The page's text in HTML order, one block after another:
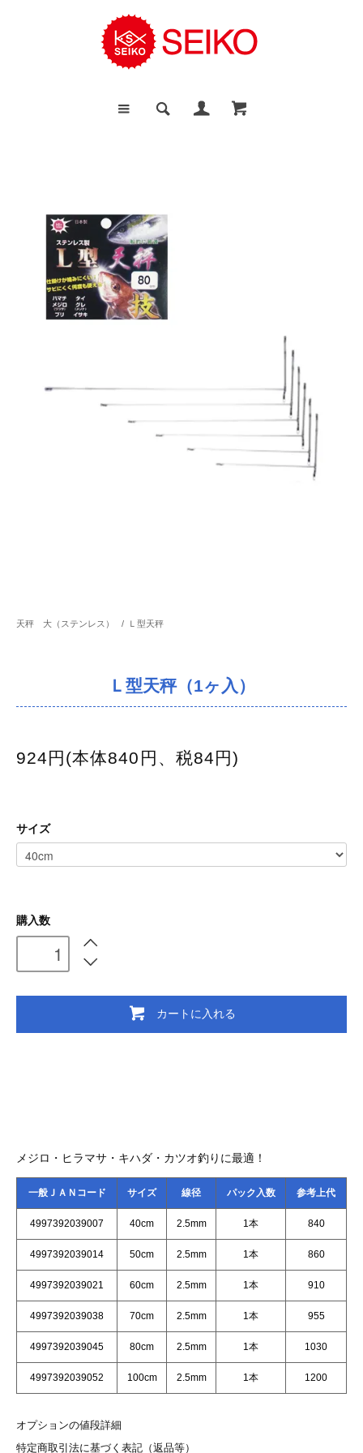
天秤 大（ステンレス） / Ｌ型天秤
Ｌ型天秤（1ヶ入）
924円(本体840円、税84円)
サイズ
購入数
カートに入れる
メジロ・ヒラマサ・キハダ・カツオ釣りに最適！
一般ＪＡＮコード サイズ 線径 パック入数 参考上代
4997392039007 40cm 2.5mm 1本 840
4997392039014 50cm 2.5mm 1本 860
4997392039021 60cm 2.5mm 1本 910
4997392039038 70cm 2.5mm 1本 955
4997392039045 80cm 2.5mm 1本 1030
4997392039052 100cm 2.5mm 1本 1200
オプションの値段詳細
特定商取引法に基づく表記（返品等）